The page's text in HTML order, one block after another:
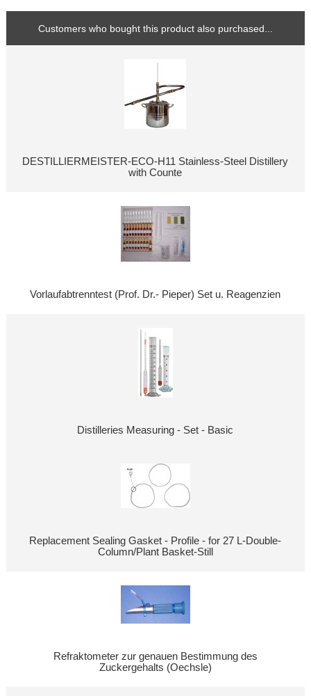
Customers who bought this product also purchased...
DESTILLIERMEISTER-ECO-H11 Stainless-Steel Distillery
with Counte
Vorlaufabtrenntest (Prof. Dr.- Pieper) Set u. Reagenzien
Distilleries Measuring - Set - Basic
Replacement Sealing Gasket - Profile - for 27 L-Double-
Column/Plant Basket-Still
Refraktometer zur genauen Bestimmung des
Zuckergehalts (Oechsle)